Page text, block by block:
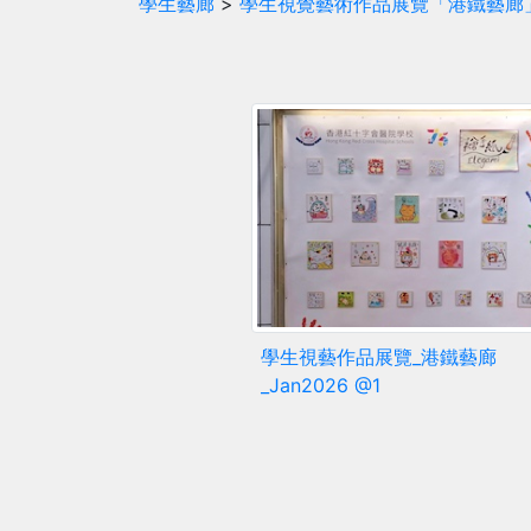
學生視藝作品展覽_港鐵藝廊
_Jan2026 @1